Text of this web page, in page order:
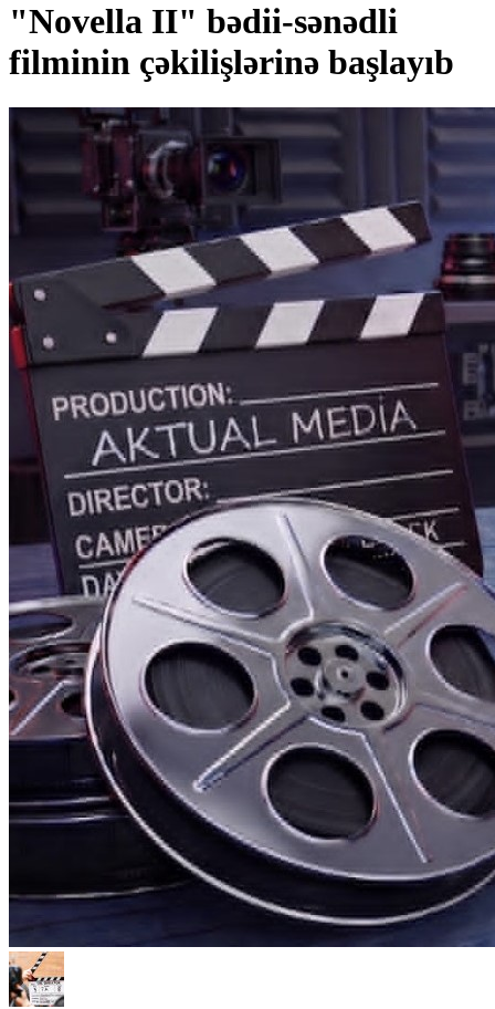
"Novella II" bədii-sənədli
filminin çəkilişlərinə başlayıb